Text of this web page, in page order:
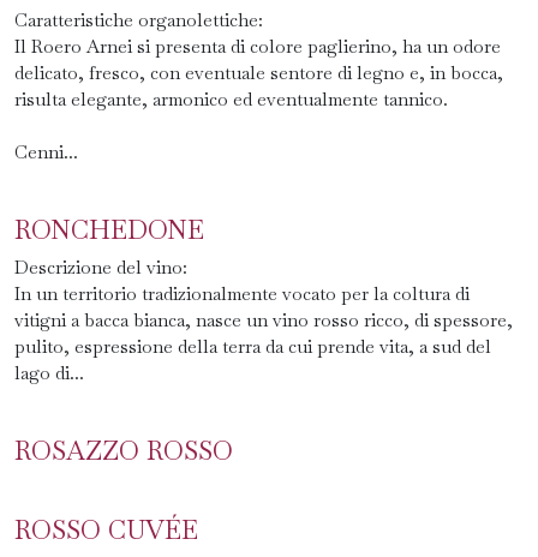
Caratteristiche organolettiche:
Il Roero Arnei si presenta di colore paglierino, ha un odore
delicato, fresco, con eventuale sentore di legno e, in bocca,
risulta elegante, armonico ed eventualmente tannico.
Cenni...
RONCHEDONE
Descrizione del vino:
In un territorio tradizionalmente vocato per la coltura di
vitigni a bacca bianca, nasce un vino rosso ricco, di spessore,
pulito, espressione della terra da cui prende vita, a sud del
lago di...
ROSAZZO ROSSO
ROSSO CUVÉE